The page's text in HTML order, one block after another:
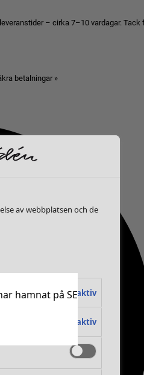
– cirka 7–10 vardagar. Tack
betalningar »
hamnat på SE
av webbplatsen och de
Alltid aktiv
Alltid aktiv